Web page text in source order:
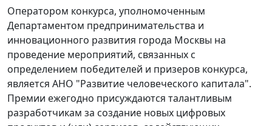
Оператором конкурса, уполномоченным
Департаментом предпринимательства и
инновационного развития города Москвы на
проведение мероприятий, связанных с
определением победителей и призеров конкурса,
является АНО "Развитие человеческого капитала".
Премии ежегодно присуждаются талантливым
разработчикам за создание новых цифровых